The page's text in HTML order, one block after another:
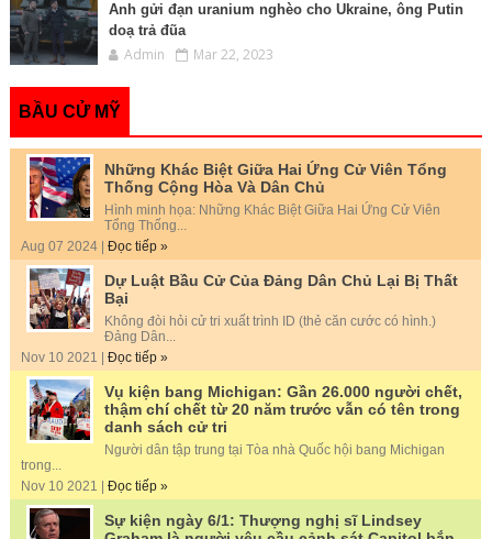
Anh gửi đạn uranium nghèo cho Ukraine, ông Putin
doạ trả đũa
Admin Mar 22, 2023
BẦU CỬ MỸ
Những Khác Biệt Giữa Hai Ứng Cử Viên Tổng
Thống Cộng Hòa Và Dân Chủ
Hình minh họa: Những Khác Biệt Giữa Hai Ứng Cử Viên
Tổng Thống...
Aug 07 2024 | Đọc tiếp »
Dự Luật Bầu Cử Của Đảng Dân Chủ Lại Bị Thất
Bại
Không đòi hỏi cử tri xuất trình ID (thẻ căn cước có hình.)
Đảng Dân...
Nov 10 2021 | Đọc tiếp »
Vụ kiện bang Michigan: Gần 26.000 người chết,
thậm chí chết từ 20 năm trước vẫn có tên trong
danh sách cử tri
Người dân tập trung tại Tòa nhà Quốc hội bang Michigan
trong...
Nov 10 2021 | Đọc tiếp »
Sự kiện ngày 6/1: Thượng nghị sĩ Lindsey